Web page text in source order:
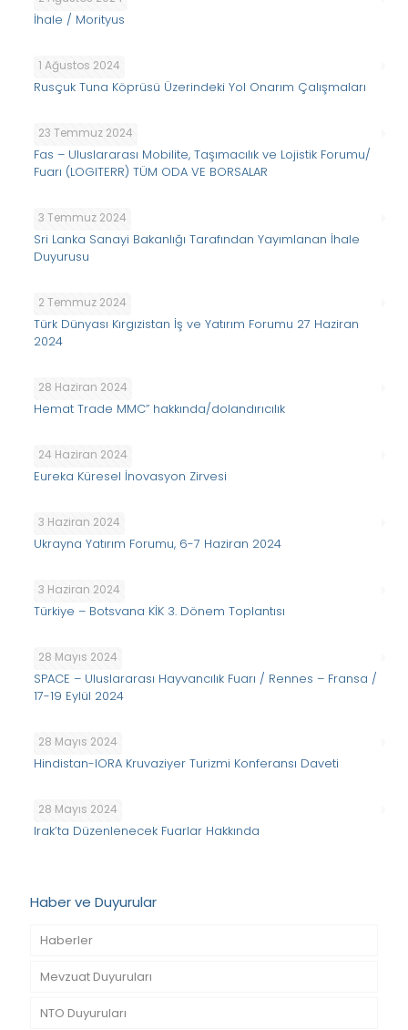
İhale / Morityus
1 Ağustos 2024
Rusçuk Tuna Köprüsü Üzerindeki Yol Onarım Çalışmaları
23 Temmuz 2024
Fas – Uluslararası Mobilite, Taşımacılık ve Lojistik Forumu/
Fuarı (LOGITERR) TÜM ODA VE BORSALAR
3 Temmuz 2024
Sri Lanka Sanayi Bakanlığı Tarafından Yayımlanan İhale
Duyurusu
2 Temmuz 2024
Türk Dünyası Kırgızistan İş ve Yatırım Forumu 27 Haziran
2024
28 Haziran 2024
Hemat Trade MMC” hakkında/dolandırıcılık
24 Haziran 2024
Eureka Küresel İnovasyon Zirvesi
3 Haziran 2024
Ukrayna Yatırım Forumu, 6-7 Haziran 2024
3 Haziran 2024
Türkiye – Botsvana KİK 3. Dönem Toplantısı
28 Mayıs 2024
SPACE – Uluslararası Hayvancılık Fuarı / Rennes – Fransa /
17-19 Eylül 2024
28 Mayıs 2024
Hindistan-IORA Kruvaziyer Turizmi Konferansı Daveti
28 Mayıs 2024
Irak’ta Düzenlenecek Fuarlar Hakkında
Haber ve Duyurular
Haberler
Mevzuat Duyuruları
NTO Duyuruları